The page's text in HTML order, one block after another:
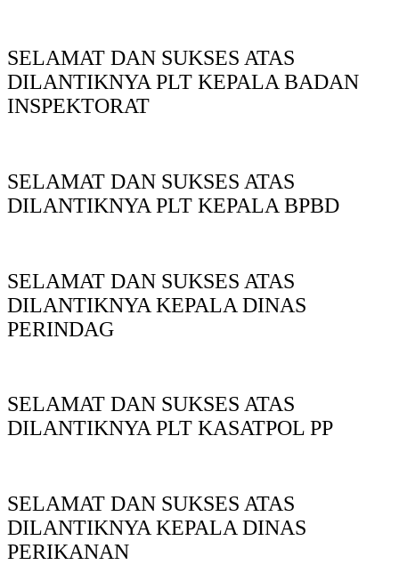
SELAMAT DAN SUKSES ATAS
DILANTIKNYA PLT KEPALA BADAN
INSPEKTORAT
SELAMAT DAN SUKSES ATAS
DILANTIKNYA PLT KEPALA BPBD
SELAMAT DAN SUKSES ATAS
DILANTIKNYA KEPALA DINAS
PERINDAG
SELAMAT DAN SUKSES ATAS
DILANTIKNYA PLT KASATPOL PP
SELAMAT DAN SUKSES ATAS
DILANTIKNYA KEPALA DINAS
PERIKANAN